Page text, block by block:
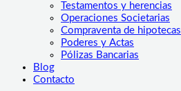
Testamentos y herencias
Operaciones Societarias
Compraventa de hipotecas
Poderes y Actas
Pólizas Bancarias
Blog
Contacto